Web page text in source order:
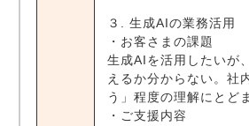
３. 生成AIの業務活用
・お客さまの課題
生成AIを活用したいが
えるか分からない。社
う」程度の理解にとど
・ご支援内容